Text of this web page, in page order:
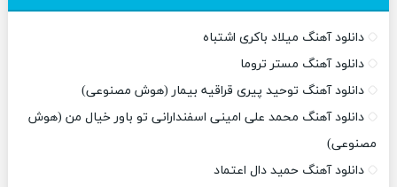
دانلود آهنگ میلاد باکری اشتباه
دانلود آهنگ مستر تروما
دانلود آهنگ توحید پیری قراقیه بیمار (هوش مصنوعی)
دانلود آهنگ محمد علی امینی اسفندارانی تو باور خیال من (هوش
مصنوعی)
دانلود آهنگ حمید دال اعتماد